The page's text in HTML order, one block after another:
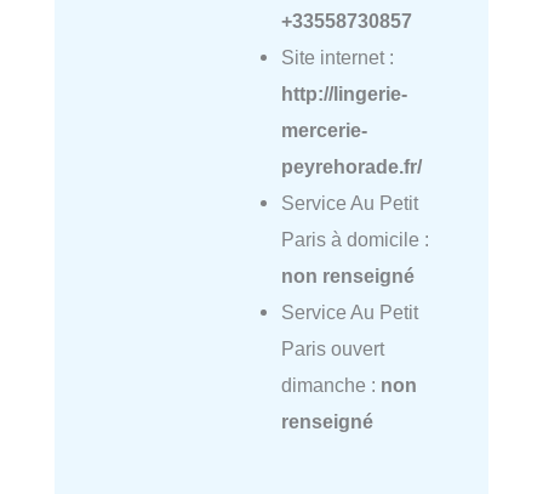
+33558730857
Site internet :
http://lingerie-
mercerie-
peyrehorade.fr/
Service Au Petit
Paris à domicile :
non renseigné
Service Au Petit
Paris ouvert
dimanche : non
renseigné